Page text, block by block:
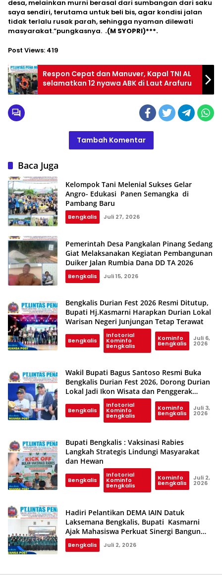
desa, melainkan murni berasal dari sumbangan dari saku
saya sendiri, terutama untuk beli bis, agar kondisi jalan
tidak terlalu rusak parah, sehingga nyaman dilewati
masyarakat.”pungkasnya. .(M SYOPRI)***.
Post Views: 419
Respon Cepat dan Manuver, Kapal TNI AL
selamatkan 12 nyawa ABK di Laut Arafuru
Tambah Komentar
Baca Juga
Kelompok Tani Melenial Sukses Gelar
Angro- Edukasi Panen Semangka di
Pambang Baru
Bengkalis Juli 27, 2026
Pemerintah Desa Pangkalan Pinang Sedang
Giat Melaksanakan Kegiatan Pembangunan
Duiker Jalan Rumbia Dana DD TA 2026
Bengkalis Juli 15, 2026
Bengkalis Durian Fest 2026 Resmi Ditutup,
Bupati Hj.Kasmarni Harapkan Durian Lokal
Warisan Negeri Junjungan Tetap Terawat
Bengkalis
Infotorial
Kominfo
Bengkalis
Kominfo
Bengkalis
Juli 6,
2026
Wakil Bupati Bagus Santoso Resmi Buka
Bengkalis Durian Fest 2026, Dorong Durian
Lokal Jadi Ikon Wisata dan Penggerak
Bengkalis
Infotorial
Kominfo
Bengkalis
Kominfo
Bengkalis
Juli 3,
2026
Bupati Bengkalis : Vaksinasi Rabies
Langkah Strategis Lindungi Masyarakat
dan Hewan
Bengkalis
Infotorial
Kominfo
Bengkalis
Kominfo
Bengkalis
Juli 2,
2026
Hadiri Pelantikan DEMA IAIN Datuk
Laksemana Bengkalis, Bupati Kasmarni
Ajak Mahasiswa Perkuat Sinergi Bangun
Daerah
Bengkalis Juli 2, 2026